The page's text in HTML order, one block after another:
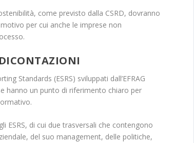
come previsto dalla CSRD, dovranno
per cui anche le imprese non
Standards (ESRS) sviluppati dall’EFRAG
hanno un punto di riferimento chiaro per
ESRS, di cui due trasversali che contengono
del suo management, delle politiche,